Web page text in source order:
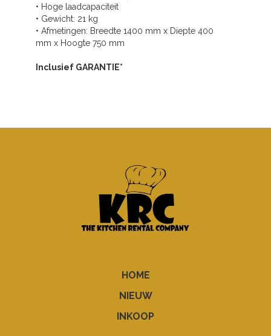
• Hoge laadcapaciteit
• Gewicht: 21 kg
• Afmetingen: Breedte 1400 mm x Diepte 400
mm x Hoogte 750 mm
Inclusief GARANTIE*
HOME
NIEUW
INKOOP